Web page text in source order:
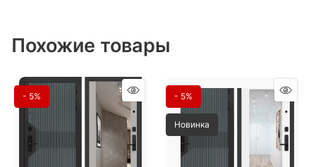
Похожие товары
- 5% - 5%
Новинка